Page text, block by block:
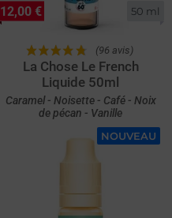
50 ml
(96 avis)
La Chose Le French
Liquide 50ml
Caramel - Noisette - Café - Noix
de pécan - Vanille
12,00 €
NOUVEAU